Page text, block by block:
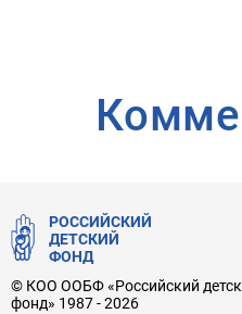
РОССИЙСКИЙ
ДЕТСКИЙ
ФОНД
© КОО ООБФ «Российский
фонд» 1987 - 2026